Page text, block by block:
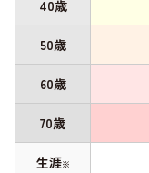
40歳
50歳
60歳
70歳
生涯※